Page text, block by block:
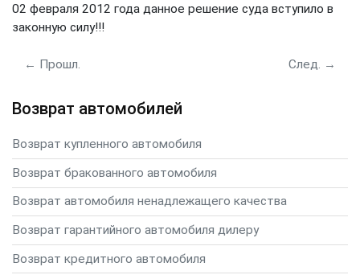
02 февраля 2012 года данное решение суда вступило в
законную силу!!!
← Прошл. След. →
Возврат автомобилей
Возврат купленного автомобиля
Возврат бракованного автомобиля
Возврат автомобиля ненадлежащего качества
Возврат гарантийного автомобиля дилеру
Возврат кредитного автомобиля